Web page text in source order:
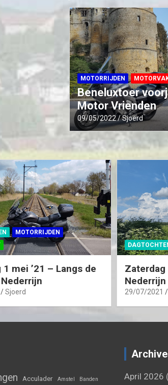
MOTORRIJDEN
Beneluxtoer
Motor Vrienden
09/05/2022 Sjoerd
MOTORRIJDEN
mei ’21 – Langs de
Sjoerd
Zaterdag
29/07/2021
Acculader Amstel Banden April 2026